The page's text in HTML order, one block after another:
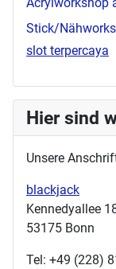
Stick/
slot terpercaya
Hier sind
Unsere
blackjack
Kennedyallee
53175 Bonn
Tel: +49 (228)